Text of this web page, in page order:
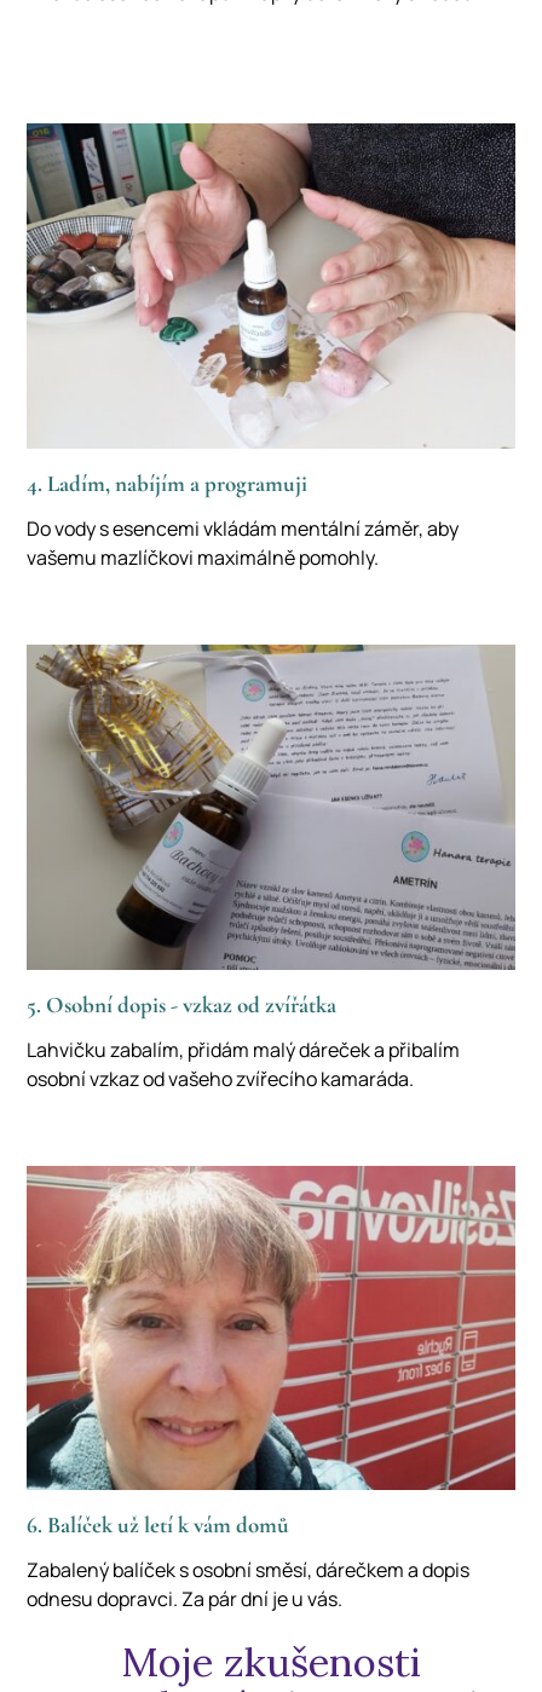
4. Ladím, nabíjím a programuji
Do vody s esencemi vkládám mentální záměr, aby
vašemu mazlíčkovi maximálně pomohly.
5. Osobní dopis - vzkaz od zvířátka
Lahvičku zabalím, přidám malý dáreček a přibalím
osobní vzkaz od vašeho zvířecího kamaráda.
6. Balíček už letí k vám domů
Zabalený balíček s osobní směsí, dárečkem a dopis
odnesu dopravci. Za pár dní je u vás.
Moje zkušenosti